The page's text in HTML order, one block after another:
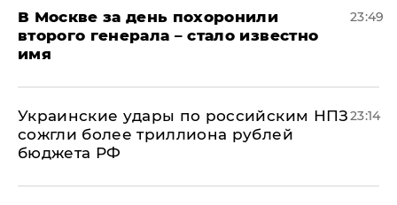
В Москве за день похоронили
второго генерала – стало известно
имя
23:49
Украинские удары по российским НПЗ
сожгли более триллиона рублей
бюджета РФ
23:14